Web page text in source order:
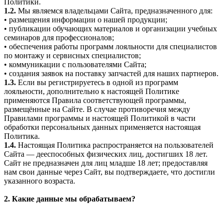
Политики.
1.2. Мы являемся владельцами Сайта, предназначенного для:
• размещения информации о нашей продукции;
• публикации обучающих материалов и организации учебных
семинаров для профессионалов;
• обеспечения работы программ лояльности для специалистов
по монтажу и сервисных специалистов;
• коммуникации с пользователями Сайта;
• создания заявок на поставку запчастей для наших партнеров.
1.3. Если вы регистрируетесь в одной из программ
лояльности, дополнительно к настоящей Политике
применяются Правила соответствующей программы,
размещённые на Сайте. В случае противоречия между
Правилами программы и настоящей Политикой в части
обработки персональных данных применяется настоящая
Политика.
1.4. Настоящая Политика распространяется на пользователей
Сайта — дееспособных физических лиц, достигших 18 лет.
Сайт не предназначен для лиц младше 18 лет; предоставляя
нам свои данные через Сайт, вы подтверждаете, что достигли
указанного возраста.
2. Какие данные мы обрабатываем?